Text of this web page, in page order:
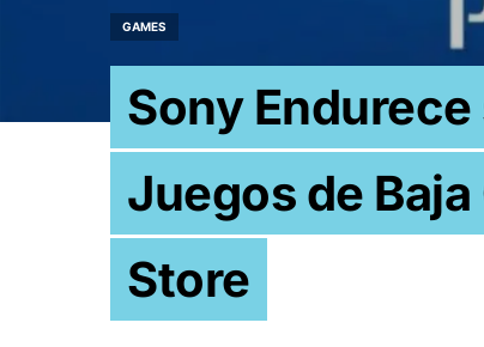
GAMES
Sony
Juegos de
Store